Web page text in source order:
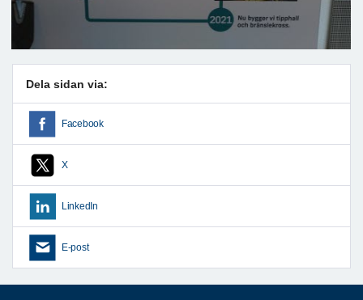
Dela sidan via:
Facebook
X
LinkedIn
E-post